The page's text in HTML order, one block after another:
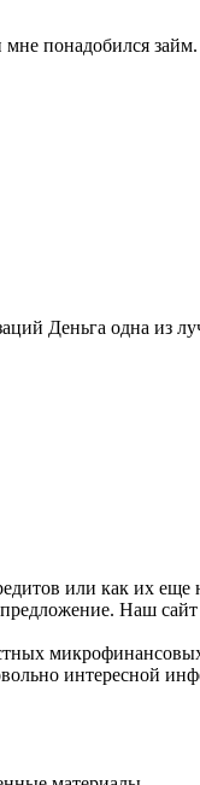
понадобился
Деньга одна из
или как их
Наш
интересной